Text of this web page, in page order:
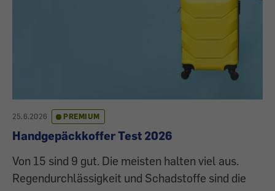
25.6.2026 PREMIUM
Handgepäckkoffer Test 2026
Von 15 sind 9 gut. Die meisten halten viel aus.
Regendurchlässigkeit und Schadstoffe sind die